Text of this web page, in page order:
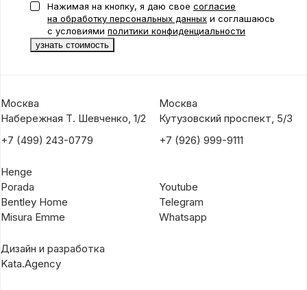
Нажимая на кнопку, я даю свое согласие
на обработку персональных данных и соглашаюсь
с условиями политики конфиденциальности
Москва
Набережная Т. Шевченко, 1/2
+7 (499) 243-0779
Москва
Кутузовский проспект, 5/3
+7 (926) 999-9111
Henge
Porada
Bentley Home
Misura Emme
Youtube
Telegram
Whatsapp
Дизайн и разработка
Kata.Agency